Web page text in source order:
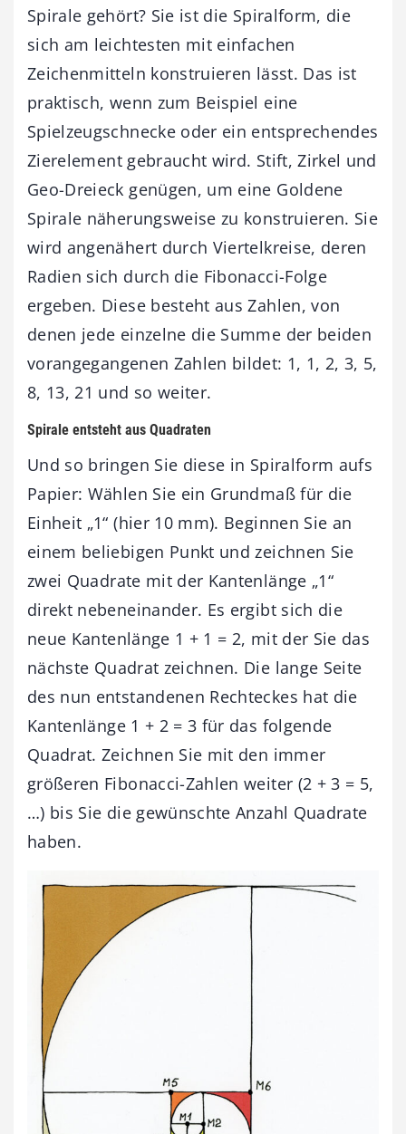
Spirale gehört? Sie ist die Spiralform, die
sich am leichtesten mit einfachen
Zeichenmitteln konstruieren lässt. Das ist
praktisch, wenn zum Beispiel eine
Spielzeugschnecke oder ein entsprechendes
Zierelement gebraucht wird. Stift, Zirkel und
Geo-Dreieck genügen, um eine Goldene
Spirale näherungsweise zu konstruieren. Sie
wird angenähert durch Viertelkreise, deren
Radien sich durch die Fibonacci-Folge
ergeben. Diese besteht aus Zahlen, von
denen jede einzelne die Summe der beiden
vorangegangenen Zahlen bildet: 1, 1, 2, 3, 5,
8, 13, 21 und so weiter.
Spirale entsteht aus Quadraten
Und so bringen Sie diese in Spiralform aufs
Papier: Wählen Sie ein Grundmaß für die
Einheit „1“ (hier 10 mm). Beginnen Sie an
einem beliebigen Punkt und zeichnen Sie
zwei Quadrate mit der Kantenlänge „1“
direkt nebeneinander. Es ergibt sich die
neue Kantenlänge 1 + 1 = 2, mit der Sie das
nächste Quadrat zeichnen. Die lange Seite
des nun entstandenen Rechteckes hat die
Kantenlänge 1 + 2 = 3 für das folgende
Quadrat. Zeichnen Sie mit den immer
größeren Fibonacci-Zahlen weiter (2 + 3 = 5,
…) bis Sie die gewünschte Anzahl Quadrate
haben.